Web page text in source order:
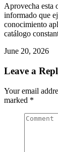
Aprovecha esta
informado que
conocimiento
catálogo
June 20, 2026
Leave a
Your email
marked *